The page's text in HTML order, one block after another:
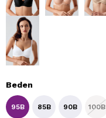
Beden
95B 85B 90B 100B